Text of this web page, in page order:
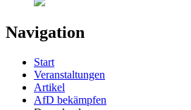
Navigation
Start
Veranstaltungen
Artikel
AfD bekämpfen